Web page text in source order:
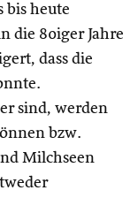
bis heute
die 80iger Jahre
dass die
sind, werden
bzw.
Milchseen